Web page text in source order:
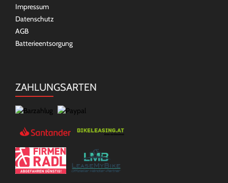
Impressum
Datenschutz
AGB
Batterieentsorgung
ZAHLUNGSARTEN